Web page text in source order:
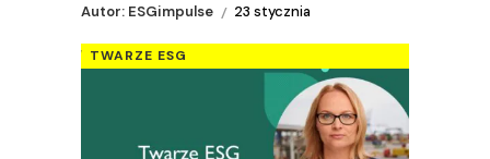
Autor: ESGimpulse 23 stycznia
TWARZE ESG